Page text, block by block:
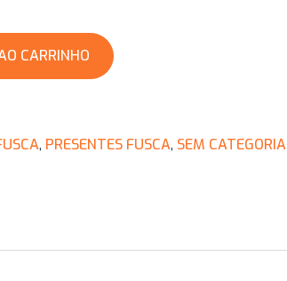
CARRINHO
, PRESENTES FUSCA, SEM CATEGORIA